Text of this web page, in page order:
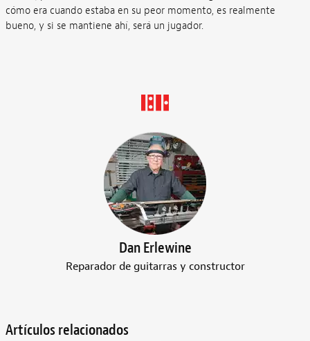
cómo era cuando estaba en su peor momento, es realmente
bueno, y si se mantiene ahí, será un jugador.
Dan Erlewine
Reparador de guitarras y constructor
Artículos relacionados